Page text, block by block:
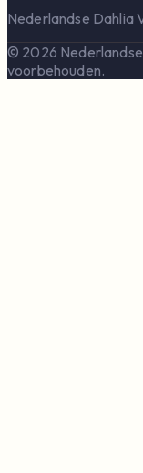
Nederlandse Dahlia
© 2026
voorbehouden.